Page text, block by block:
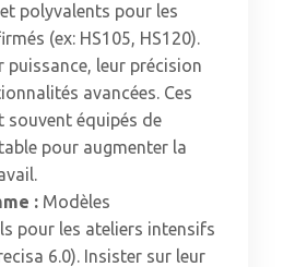
polyvalents pour les
(ex: HS105, HS120).
puissance, leur précision
avancées. Ces
souvent équipés de
pour augmenter la
: Modèles
pour les ateliers intensifs
6.0). Insister sur leur